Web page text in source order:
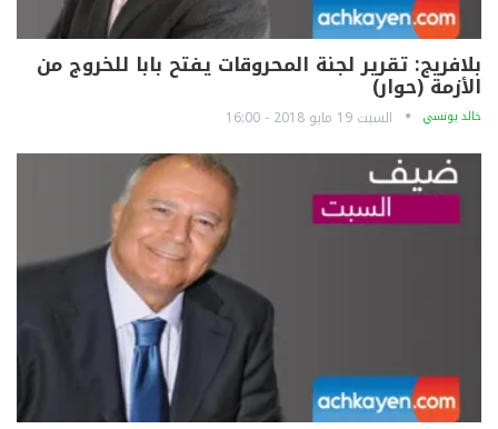
بلافريج: تقرير لجنة المحروقات يفتح بابا للخروج من
الأزمة (حوار)
خالد يونسي السبت 19 مايو 2018 - 16:00